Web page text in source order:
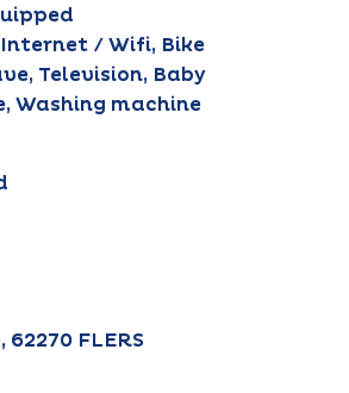
/ Wifi, Bike
Television, Baby
Washing machine
FLERS